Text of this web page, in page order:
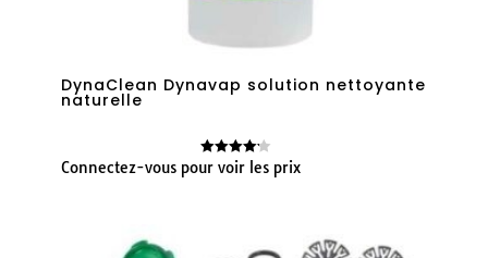
DynaClean Dynavap solution nettoyante
naturelle
Note
Connectez-vous pour voir les prix